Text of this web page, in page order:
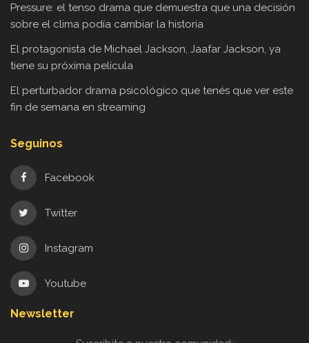
Pressure: el tenso drama que demuestra que una decisión
sobre el clima podía cambiar la historia
El protagonista de Michael Jackson, Jaafar Jackson, ya
tiene su próxima película
El perturbador drama psicológico que tenés que ver este
fin de semana en streaming
Seguinos
Facebook
Twitter
Instagram
Youtube
Newsletter